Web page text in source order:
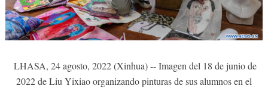
LHASA, 24 agosto, 2022 (Xinhua) -- Imagen del 18 de junio de
2022 de Liu Yixiao organizando pinturas de sus alumnos en el